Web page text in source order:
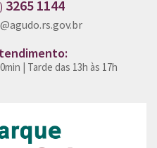
3265 1144
| Tarde das 13h às 17h